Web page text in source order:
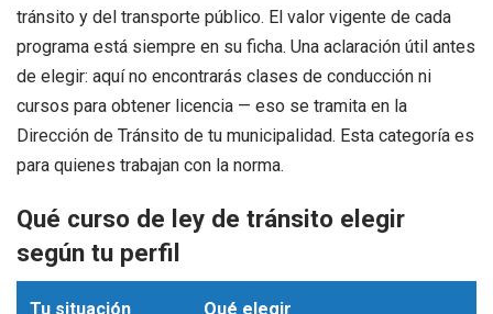
tránsito y del transporte público. El valor vigente de cada
programa está siempre en su ficha. Una aclaración útil antes
de elegir: aquí no encontrarás clases de conducción ni
cursos para obtener licencia — eso se tramita en la
Dirección de Tránsito de tu municipalidad. Esta categoría es
para quienes trabajan con la norma.
Qué curso de ley de tránsito elegir
según tu perfil
Tu situación Qué elegir